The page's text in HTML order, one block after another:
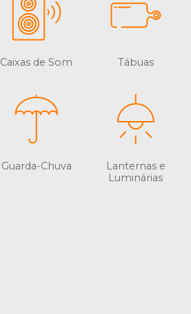
Caixas de Som Tábuas
Guarda-Chuva
Lanternas e
Luminárias